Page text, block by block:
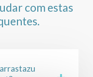
com estas